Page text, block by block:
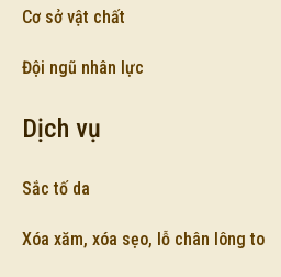
Cơ sở vật chất
Đội ngũ nhân lực
Dịch vụ
Sắc tố da
Xóa xăm, xóa sẹo, lỗ chân lông to